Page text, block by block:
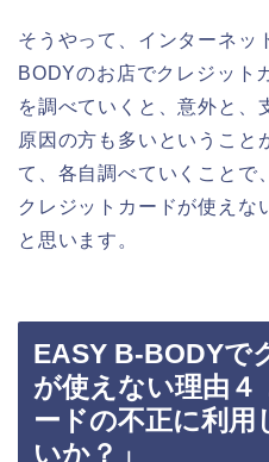
そうやって、インターネッ
BODYのお店でクレジット
を調べていくと、意外と、
原因の方も多いということ
て、各自調べていくこと
クレジットカードが使えな
と思います。
EASY B-BODYで
が使えない理由４
ードの不正に利
いか？」